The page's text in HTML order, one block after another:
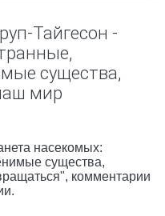
Тайгесон -
существа,
мир
насекомых:
существа,
комментарии